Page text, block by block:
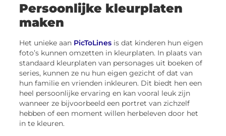
Persoonlijke kleurplaten
maken
Het unieke aan PicToLines is dat kinderen hun eigen
foto’s kunnen omzetten in kleurplaten. In plaats van
standaard kleurplaten van personages uit boeken of
series, kunnen ze nu hun eigen gezicht of dat van
hun familie en vrienden inkleuren. Dit biedt hen een
heel persoonlijke ervaring en kan vooral leuk zijn
wanneer ze bijvoorbeeld een portret van zichzelf
hebben of een moment willen herbeleven door het
in te kleuren.